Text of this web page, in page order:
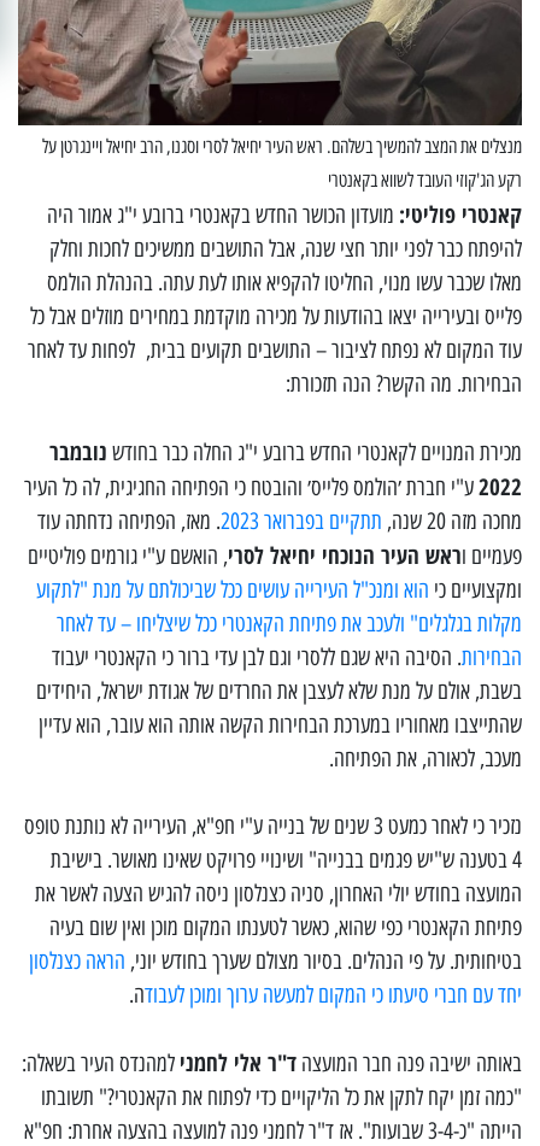
מנצלים את המצב להמשיך בשלהם. ראש העיר יחיאל לסרי וסגנו, הרב יחיאל ויינגרטן על
רקע הג'קוזי העובד לשווא בקאנטרי
קאנטרי פוליטי: מועדון הכושר החדש בקאנטרי ברובע י"ג אמור היה
להיפתח כבר לפני יותר חצי שנה, אבל התושבים ממשיכים לחכות וחלק
מאלו שכבר עשו מנוי, החליטו להקפיא אותו לעת עתה. בהנהלת הולמס
פלייס ובעירייה יצאו בהודעות על מכירה מוקדמת במחירים מוזלים אבל כל
עוד המקום לא נפתח לציבור – התושבים תקועים בבית, לפחות עד לאחר
הבחירות. מה הקשר? הנה תזכורת:
מכירת המנויים לקאנטרי החדש ברובע י"ג החלה כבר בחודש נובמבר
2022ע"י חברת ׳הולמס פלייס׳ והובטח כי הפתיחה החגיגית, לה כל העיר
מחכה מזה 20 שנה,
תתקיים בפברואר 2023
. מאז, הפתיחה נדחתה עוד
פעמיים וראש העיר הנוכחי יחיאל לסרי, הואשם ע"י גורמים פוליטיים
ומקצועיים כי הוא ומנכ"ל העירייה עושים ככל שביכולתם על מנת "לתקוע
מקלות בגלגלים" ולעכב את פתיחת הקאנטרי ככל שיצליחו – עד לאחר
הבחירות. הסיבה היא שגם ללסרי וגם לבן עדי ברור כי הקאנטרי יעבוד
בשבת, אולם על מנת שלא לעצבן את החרדים של אגודת ישראל, היחידים
שהתייצבו מאחוריו במערכת הבחירות הקשה אותה הוא עובר, הוא עדיין
מעכב, לכאורה, את הפתיחה.
נזכיר כי לאחר כמעט 3 שנים של בנייה ע"י חפ"א, העירייה לא נותנת טופס
4 בטענה ש"יש פגמים בבנייה" ושינויי פרויקט שאינו מאושר. בישיבת
המועצה בחודש יולי האחרון, סניה כצנלסון ניסה להגיש הצעה לאשר את
פתיחת הקאנטרי כפי שהוא, כאשר לטענתו המקום מוכן ואין שום בעיה
בטיחותית. על פי הנהלים. בסיור מצולם שערך בחודש יוני, הראה כצנלסון
יחד עם חברי סיעתו כי המקום למעשה ערוך ומוכן לעבודה.
באותה ישיבה פנה חבר המועצה ד"ר אלי לחמני למהנדס העיר בשאלה:
"כמה זמן יקח לתקן את כל הליקויים כדי לפתוח את הקאנטרי?" תשובתו
הייתה "כ-3-4 שבועות". אז ד"ר לחמני פנה למועצה בהצעה אחרת: חפ"א